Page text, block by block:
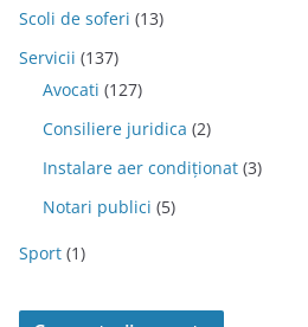
Scoli de soferi (13)
Servicii (137)
Avocati (127)
Consiliere juridica (2)
Instalare aer condiționat (3)
Notari publici (5)
Sport (1)